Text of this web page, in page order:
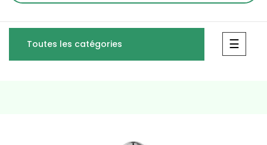
Toutes les catégories ☰